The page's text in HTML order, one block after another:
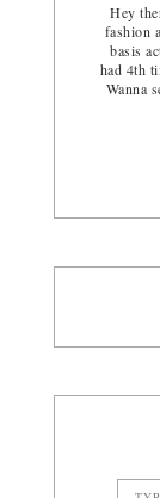
Hey
fashion
basis
had 4th
Wanna